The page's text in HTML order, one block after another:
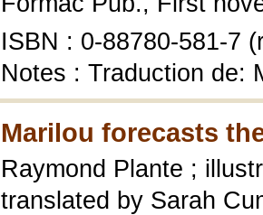
ISBN : 0-88780-581-7
Notes : Traduction de:
Marilou forecasts
Raymond Plante ;
translated by Sarah